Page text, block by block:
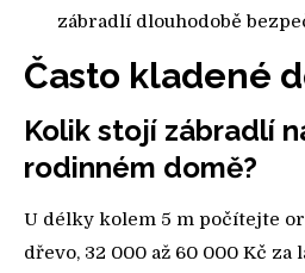
zábradlí dlouhodobě
Často kladené
Kolik stojí zábradlí
rodinném domě?
U délky kolem 5 m počítejte
dřevo, 32 000 až 60 000 Kč za